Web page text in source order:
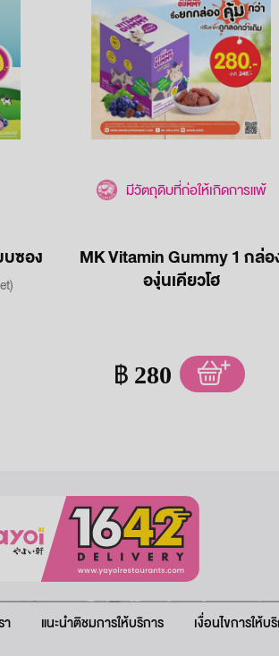
Milk Tablet แบบซอง
มีวัตถุดิบที่ก่อให้เกิดการแพ้
MK Vitamin Gummy 1 กล่อ
องุ่นเคียวโฮ
฿ 280
า แนะนำติชมการให้บริการ เงื่อนไขการให้บ